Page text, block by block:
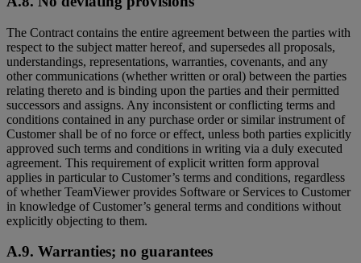
The Contract contains the entire agreement between the parties with
respect to the subject matter hereof, and supersedes all proposals,
understandings, representations, warranties, covenants, and any
other communications (whether written or oral) between the parties
relating thereto and is binding upon the parties and their permitted
successors and assigns. Any inconsistent or conflicting terms and
conditions contained in any purchase order or similar instrument of
Customer shall be of no force or effect, unless both parties explicitly
approved such terms and conditions in writing via a duly executed
agreement. This requirement of explicit written form approval
applies in particular to Customer’s terms and conditions, regardless
of whether TeamViewer provides Software or Services to Customer
in knowledge of Customer’s general terms and conditions without
explicitly objecting to them.
A.9. Warranties; no guarantees